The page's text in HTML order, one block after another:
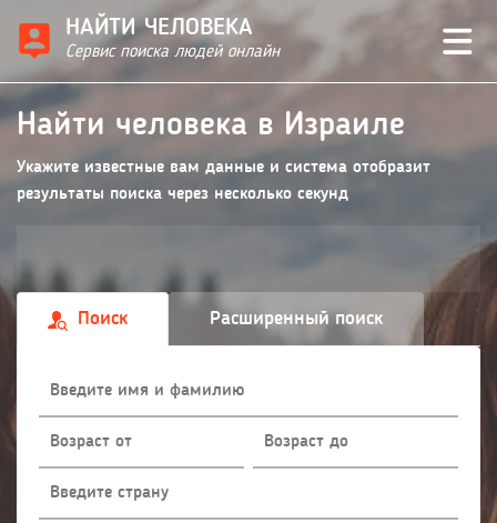
НАЙТИ ЧЕЛОВЕКА
Сервис поиска людей онлайн
Найти человека в Израиле
Укажите известные вам данные и система отобразит
результаты поиска через несколько секунд
Поиск Расширенный поиск